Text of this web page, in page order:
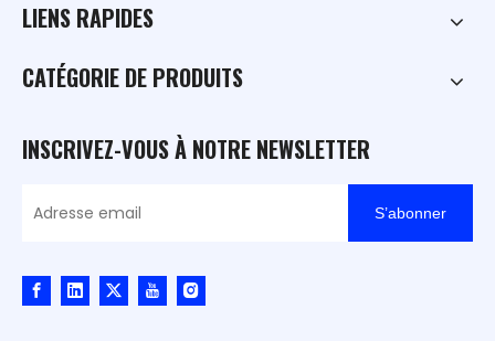
LIENS RAPIDES
CATÉGORIE DE PRODUITS
INSCRIVEZ-VOUS À NOTRE NEWSLETTER
S’abonner